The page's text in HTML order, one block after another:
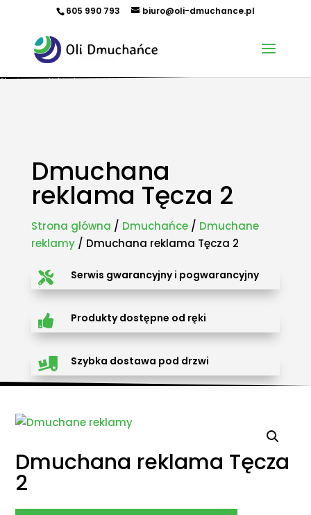
605 990 793 biuro@oli-dmuchance.pl
Oferujemy zamki dmuchane, zjeżdżalnie dmuchane, zjeżdżalnie wodne, dmuchane place zabaw,
Dmuchana
reklama Tęcza 2
Strona główna / Dmuchańce/ Dmuchane
reklamy/ Dmuchana reklama Tęcza 2
 Serwis gwarancyjny i pogwarancyjny
 Produkty dostępne od ręki
 Szybka dostawa pod drzwi
Dmuchana reklama Tęcza
2